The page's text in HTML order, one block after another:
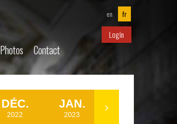
Photos Contact
en fr
Login
DÉC.
2022
JAN.
2023